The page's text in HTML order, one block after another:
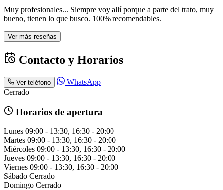
Muy profesionales... Siempre voy allí porque a parte del trato, muy
bueno, tienen lo que busco. 100% recomendables.
Ver más reseñas
Contacto y Horarios
Ver teléfono
WhatsApp
Cerrado
Horarios de apertura
Lunes 09:00 - 13:30, 16:30 - 20:00
Martes 09:00 - 13:30, 16:30 - 20:00
Miércoles 09:00 - 13:30, 16:30 - 20:00
Jueves 09:00 - 13:30, 16:30 - 20:00
Viernes 09:00 - 13:30, 16:30 - 20:00
Sábado Cerrado
Domingo Cerrado